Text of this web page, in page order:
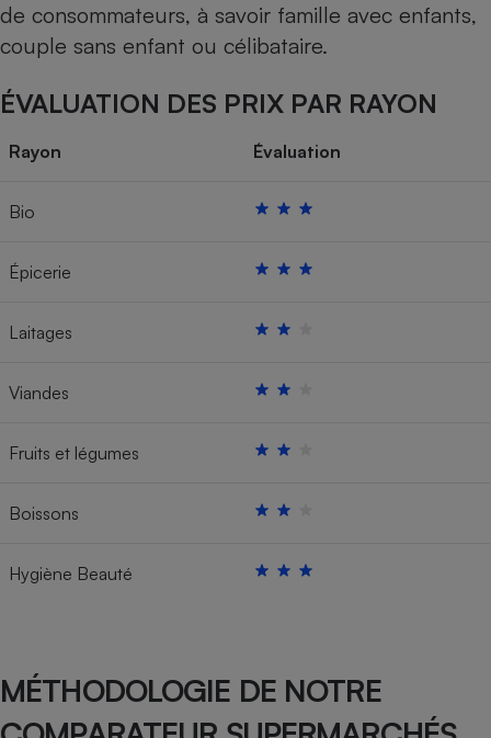
de consommateurs, à savoir famille avec enfants,
couple sans enfant ou célibataire.
ÉVALUATION DES PRIX PAR RAYON
Rayon Évaluation
Bio
Épicerie
Laitages
Viandes
Fruits et légumes
Boissons
Hygiène Beauté
MÉTHODOLOGIE DE NOTRE
Robot ménager